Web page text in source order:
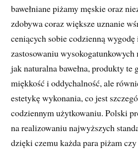
bawełniane piżamy męskie oraz
zdobywa coraz większe uznanie
ceniących sobie codzienną
zastosowaniu wysokogatunkowych
jak naturalna bawełna, produkty
miękkość i oddychalność, ale
estetykę wykonania, co jest
codziennym użytkowaniu. Polski
na realizowaniu najwyższych
dzięki czemu każda para piżam